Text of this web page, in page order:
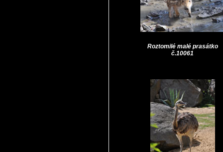
Roztomilé malé prasátko
č.10061